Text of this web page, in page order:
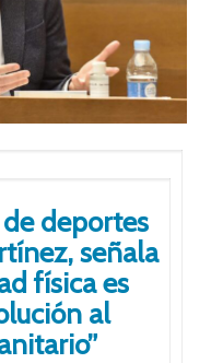
deportes
señala
física es
al